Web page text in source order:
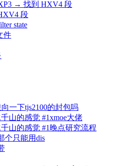
→ 找到 HXV4 段
段
state
件
一下tjs2100的封包吗
山的感觉 #1xmoe大佬
山的感觉 #1晚点研究流程
个只能用dis